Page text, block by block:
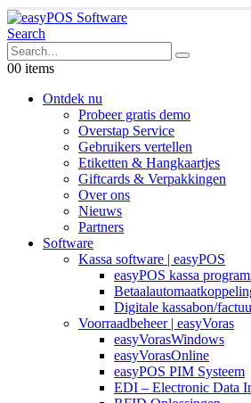
Search
00 items
Ontdek nu
Probeer gratis demo
Overstap Service
Gebruikers vertellen
Etiketten & Hangkaartjes
Giftcards & Verpakkingen
Over ons
Nieuws
Partners
Software
Kassa software | easyPOS
easyPOS kassa
Digitale kassabon/
Voorraadbeheer | easyVoras
easyVorasWindows
easyVorasOnline
easyPOS PIM Systeem
EDI – Electronic Data